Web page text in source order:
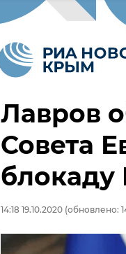
Лавров
Совета
14:18 19.10.2020 (обновлено: